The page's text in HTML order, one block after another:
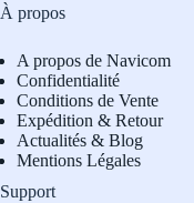
À propos
A propos de Navicom
Confidentialité
Conditions de Vente
Expédition & Retour
Actualités & Blog
Mentions Légales
Support